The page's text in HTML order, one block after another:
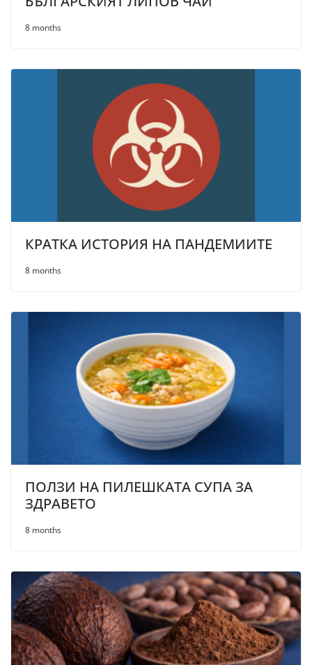
8 months
КРАТКА ИСТОРИЯ НА ПАНДЕМИИТЕ
8 months
ПОЛЗИ НА ПИЛЕШКАТА СУПА ЗА
ЗДРАВЕТО
8 months